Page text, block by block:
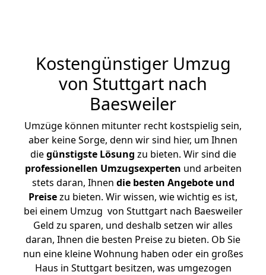
Kostengünstiger Umzug
von Stuttgart nach
Baesweiler
Umzüge können mitunter recht kostspielig sein,
aber keine Sorge, denn wir sind hier, um Ihnen
diegünstigste Lösung zu bieten. Wir sind die
professionellen Umzugsexperten und arbeiten
stets daran, Ihnen die besten Angebote und
Preisezu bieten. Wir wissen, wie wichtig es ist,
bei einem Umzug von Stuttgart nach Baesweiler
Geld zu sparen, und deshalb setzen wir alles
daran, Ihnen die besten Preise zu bieten. Ob Sie
nun eine kleine Wohnung haben oder ein großes
Haus in Stuttgart besitzen, was umgezogen